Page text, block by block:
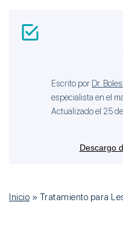
Escrito por Dr.
especialista en el
Actualizado el 25
Descargo
Inicio » Tratamiento para